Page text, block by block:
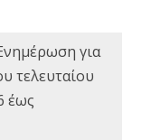
για
τελευταίου
έως